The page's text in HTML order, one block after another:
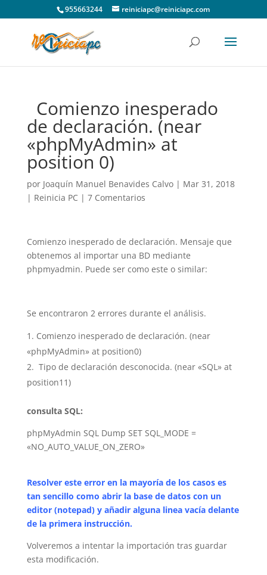
955663244 reiniciapc@reiniciapc.com
Comienzo inesperado
de declaración. (near
«phpMyAdmin» at
position 0)
por Joaquín Manuel Benavides Calvo| Mar 31, 2018
| Reinicia PC | 7 Comentarios
Comienzo inesperado de declaración. Mensaje que
obtenemos al importar una BD mediante
phpmyadmin. Puede ser como este o similar:
Se encontraron 2 errores durante el análisis.
Comienzo inesperado de declaración. (near
«phpMyAdmin» at position0)
Tipo de declaración desconocida. (near «SQL» at
position11)
consulta SQL:
phpMyAdmin SQL Dump SETSQL_MODE =
«NO AUTO VALUE ON ZERO»
Resolver este error en la mayoría de los casos es
tan sencillo como abrir la base de datos con un
editor (notepad) y añadir alguna linea vacía delante
de la primera instrucción.
Volveremos a intentar la importación tras guardar
esta modificación.